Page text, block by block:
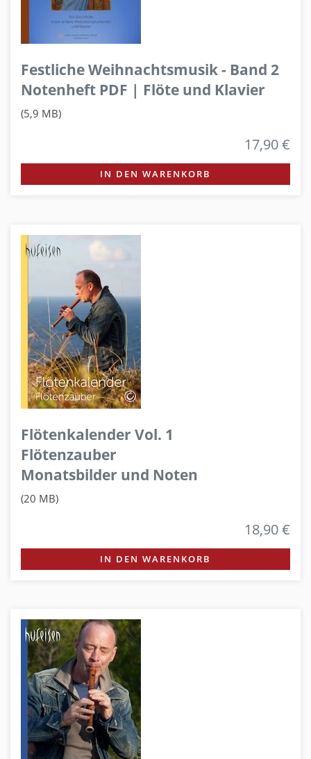
Festliche Weihnachtsmusik - Band 2
Notenheft PDF | Flöte und Klavier
(5,9 MB)
17,90 €
IN DEN WARENKORB
Flötenkalender Vol. 1
Flötenzauber
Monatsbilder und Noten
(20 MB)
18,90 €
IN DEN WARENKORB